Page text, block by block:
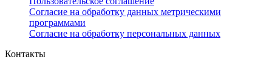
Согласие на обработку данных метрическими
программами
Согласие на обработку персональных данных
Контакты